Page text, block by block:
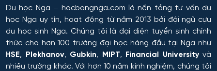
Du học Nga – hocbongnga.com là nền tảng tư vấn du
học Nga uy tín, hoạt động từ năm 2013 bởi đội ngũ cựu
du học sinh Nga. Chúng tôi là đại diện tuyển sinh chính
thức cho hơn 100 trường đại học hàng đầu tại Nga như
HSE, Plekhanov, Gubkin, MIPT, Financial Universityvà
nhiều trường khác. Với hơn 10 năm kinh nghiệm, chúng tôi